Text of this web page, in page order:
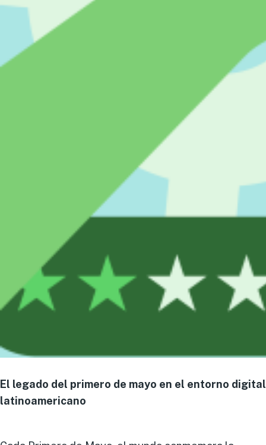
El legado del primero de mayo en el entorno digital
latinoamericano